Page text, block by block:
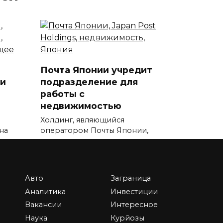
Почта Японии учредит
подразделение для
работы с
недвижимостью
Холдинг, являющийся
оператором Почты Японии,
намерен
Авто
Аналитика
Вакансии
Наука
Заграница
Инвестиции
Интересное
Курйозы